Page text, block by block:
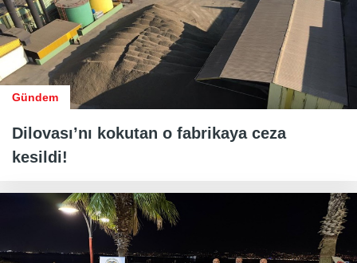
Gündem
Dilovası’nı kokutan o fabrikaya ceza
kesildi!